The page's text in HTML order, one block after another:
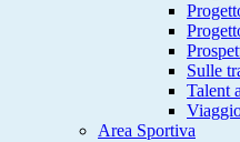
Sulle
Talent
Area Sportiva